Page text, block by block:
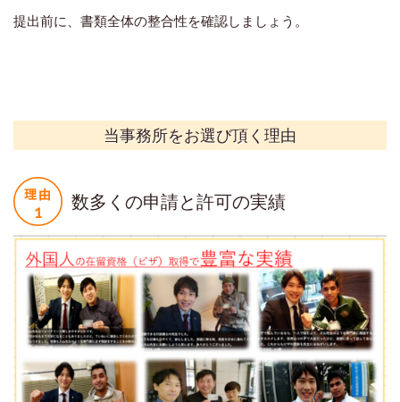
提出前に、書類全体の整合性を確認しましょう。
当事務所をお選び頂く理由
数多くの申請と許可の実績